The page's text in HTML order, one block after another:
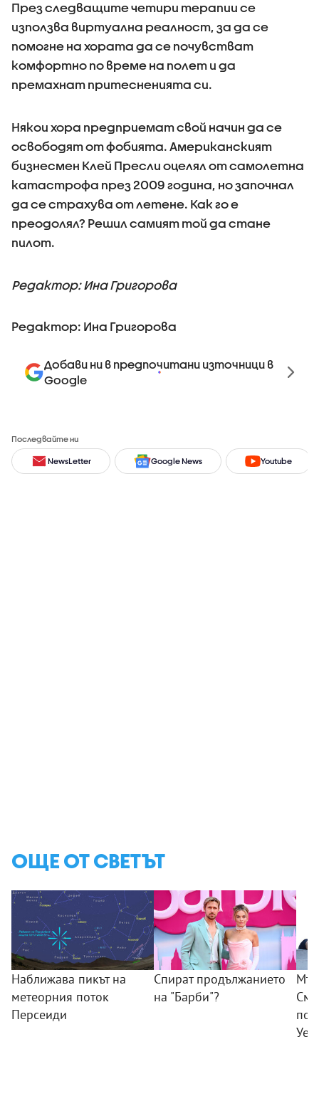
През следващите четири терапии се
използва виртуална реалност, за да се
помогне на хората да се почувстват
комфортно по време на полет и да
премахнат притесненията си.
Някои хора предприемат свой начин да се
освободят от фобията. Американският
бизнесмен Клей Пресли оцелял от самолетна
катастрофа през 2009 година, но започнал
да се страхува от летене. Как го е
преодолял? Решил самият той да стане
пилот.
Редактор: Ина Григорова
Редактор: Ина Григорова
Добави ни в предпочитани източници в
Google
Последвайте ни
NewsLetter Google News Youtube
ОЩЕ ОТ СВЕТЪТ
Наближава пикът на
метеорния поток
Персеиди
Спират продължанието
на "Барби"?